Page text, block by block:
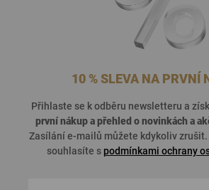
10 % SLEVA NA PRVNÍ
Přihlaste se k odběru newsletteru a
první nákup a přehled o novinkách a
Zasílání e-mailů můžete kdykoliv
souhlasíte s podmínkami ochrany